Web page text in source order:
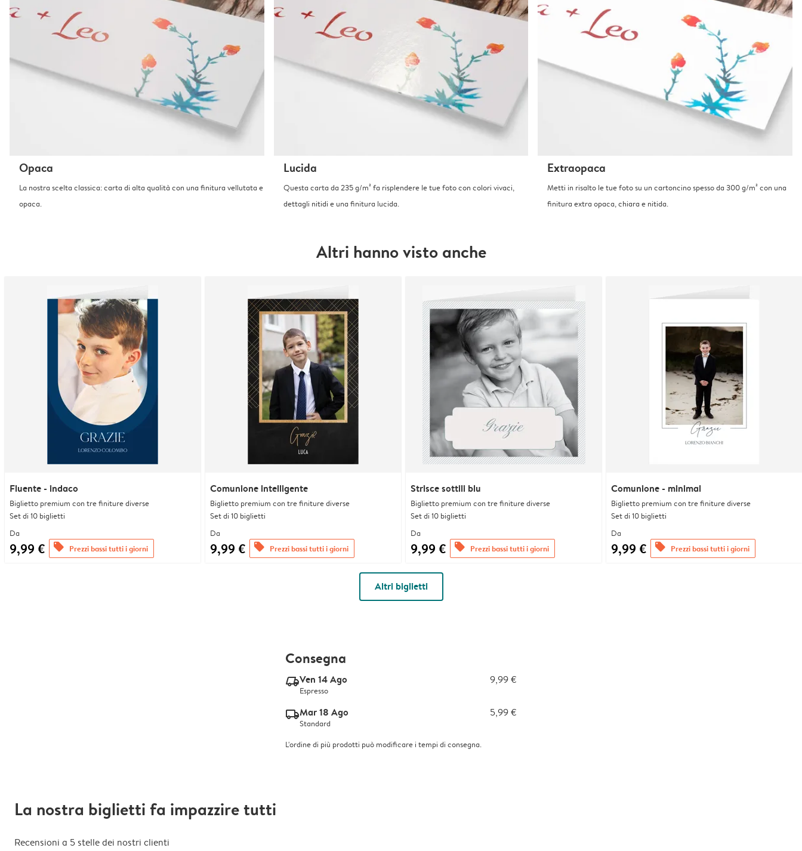
Opaca
La nostra scelta classica: carta di alta qualità con una finitura vellutata e
opaca.
Lucida
Questa carta da 235 g/m² fa risplendere le tue foto con colori vivaci,
dettagli nitidi e una finitura lucida.
Extraopaca
Metti in risalto le tue foto su un cartoncino spesso da 300 g/m² con una
finitura extra opaca, chiara e nitida.
Altri hanno visto anche
Fluente - indaco
Biglietto premium con tre finiture diverse
Set di 10 biglietti
Da
9,99 € offers Prezzi bassi tutti i giorni
Comunione intelligente
Biglietto premium con tre finiture diverse
Set di 10 biglietti
Da
9,99 € offers Prezzi bassi tutti i giorni
Strisce sottili blu
Biglietto premium con tre finiture diverse
Set di 10 biglietti
Da
9,99 € offers Prezzi bassi tutti i giorni
Comunione - minimal
Biglietto premium con tre finiture diverse
Set di 10 biglietti
Da
9,99 € offers Prezzi bassi tutti i giorni
Altri biglietti
Consegna
delivery_express_v2Ven 14 Ago 9,99 €
Espresso
delivery_standard_v2Mar 18 Ago 5,99 €
Standard
L'ordine di più prodotti può modificare i tempi di consegna.
La nostra biglietti fa impazzire tutti
Recensioni a 5 stelle dei nostri clienti